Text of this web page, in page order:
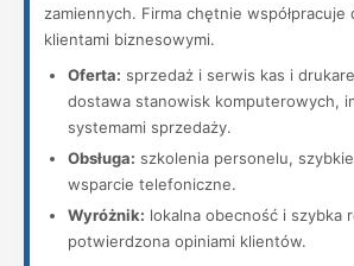
zamiennych. Firma chętnie współpracuje
klientami biznesowymi.
Oferta: sprzedaż i serwis kas i
dostawa stanowisk komputerowych,
systemami sprzedaży.
Obsługa: szkolenia personelu,
wsparcie telefoniczne.
Wyróżnik: lokalna obecność i szybka
potwierdzona opiniami klientów.